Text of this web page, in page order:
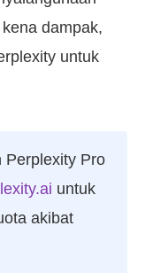
dampak,
untuk
Perplexity Pro
untuk
akibat